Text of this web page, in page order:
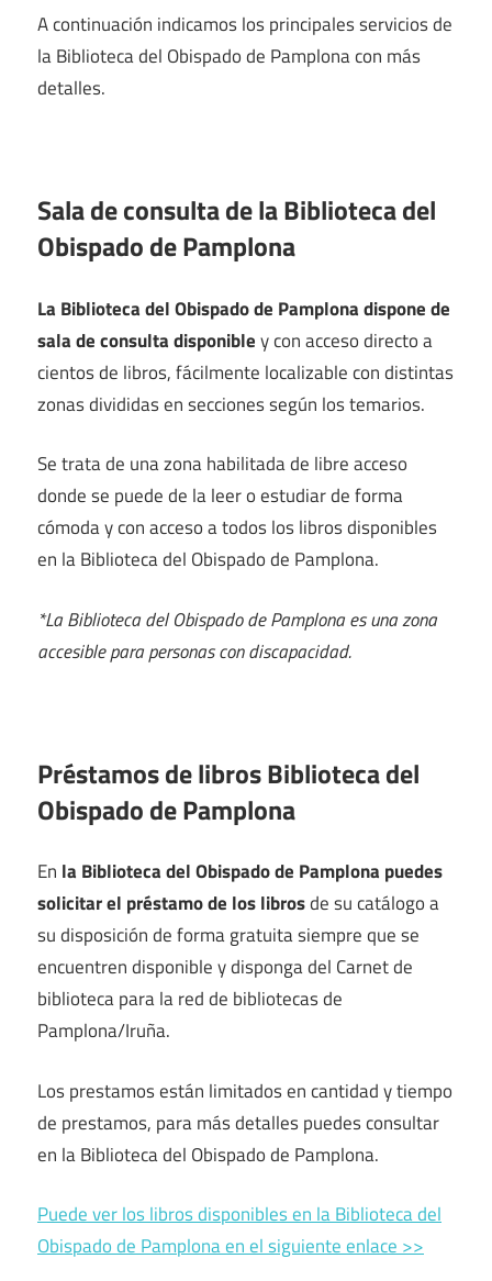
A continuación indicamos los principales servicios de
la Biblioteca del Obispado de Pamplona con más
detalles.
Sala de consulta de la Biblioteca del
Obispado de Pamplona
La Biblioteca del Obispado de Pamplona dispone de
sala de consulta disponibley con acceso directo a
cientos de libros, fácilmente localizable con distintas
zonas divididas en secciones según los temarios.
Se trata de una zona habilitada de libre acceso
donde se puede de la leer o estudiar de forma
cómoda y con acceso a todos los libros disponibles
en la Biblioteca del Obispado de Pamplona.
*La Biblioteca del Obispado de Pamplona es una zona
accesible para personas con discapacidad.
Préstamos de libros Biblioteca del
Obispado de Pamplona
En la Biblioteca del Obispado de Pamplona puedes
solicitar el préstamo de los librosde su catálogo a
su disposición de forma gratuita siempre que se
encuentren disponible y disponga del Carnet de
biblioteca para la red de bibliotecas de
Pamplona/Iruña.
Los prestamos están limitados en cantidad y tiempo
de prestamos, para más detalles puedes consultar
en la Biblioteca del Obispado de Pamplona.
Puede ver los libros disponibles en la Biblioteca del
Obispado de Pamplona en el siguiente enlace >>